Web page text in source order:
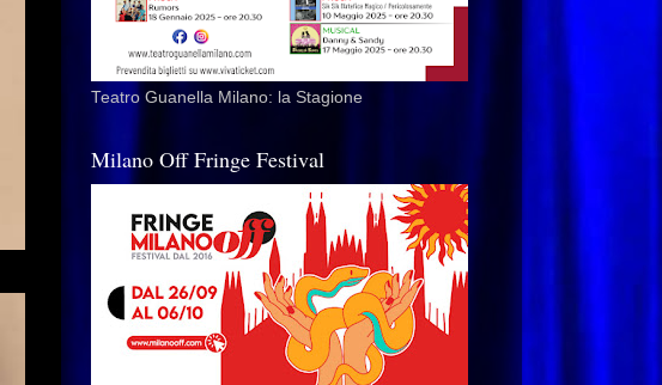
Teatro Guanella Milano: la Stagione
Milano Off Fringe Festival